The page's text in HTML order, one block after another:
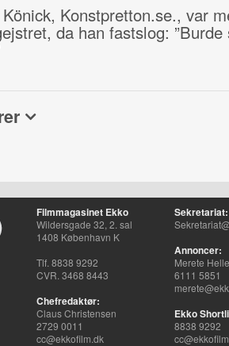
Konstpretton.se., var
da han fastslog:
Filmmagasinet Ekko
Wildersgade 32, 2. sal
1408 København K
Tlf. 8838 9292
CVR. 3468 8443
Chefredaktør:
Claus Christensen
2729 0011
cc@ekkofilm.dk
Sekretariat:
Annoncer:
Merete
6111 5851
Ekko
8838 9292